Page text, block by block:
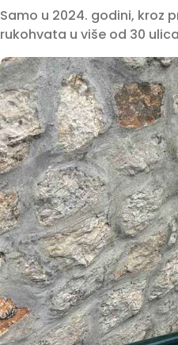
Samo u 2024. godini, kroz
rukohvata u više od 30